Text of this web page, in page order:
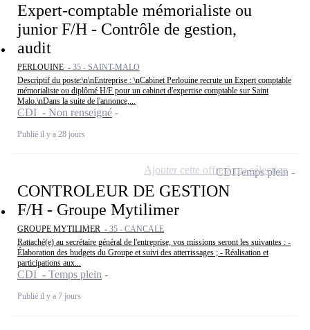
Expert-comptable mémorialiste ou
junior F/H - Contrôle de gestion,
audit
PERLOUINE - 35 - SAINT-MALO
Descriptif du poste:\n\nEntreprise : \nCabinet Perlouine recrute un Expert comptable
mémorialiste ou diplômé H/F pour un cabinet d'expertise comptable sur Saint
Malo.\nDans la suite de l'annonce,...
CDI - Non renseigné
Publié il y a 28 jours
CONTROLEUR DE GESTION
F/H - Groupe Mytilimer
GROUPE MYTILIMER - 35 - CANCALE
Rattaché(e) au secrétaire général de l'entreprise, vos missions seront les suivantes : -
Élaboration des budgets du Groupe et suivi des atterrissages ; - Réalisation et
participations aux...
CDI - Temps plein
Publié il y a 7 jours
CDITemps plein
Ajouter cette offre à ma sélection